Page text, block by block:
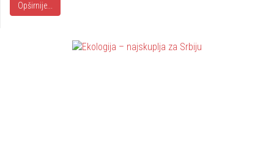
Opširnije...